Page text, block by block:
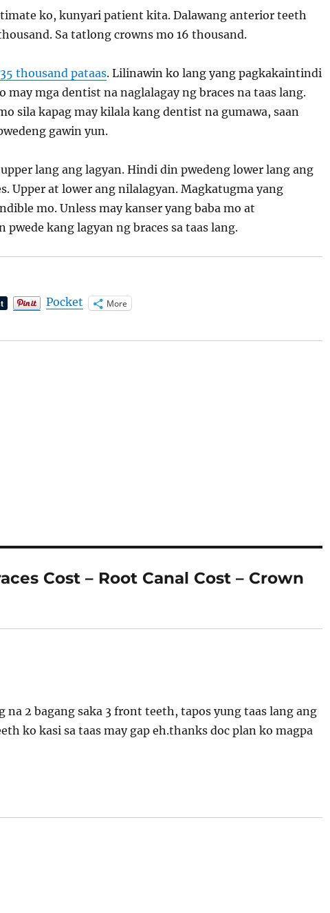
ko, kunyari patient kita. Dalawang anterior teeth
Sa tatlong crowns mo 16 thousand.
thousand pataas. Lilinawin ko lang yang pagkakaintindi
may mga dentist na naglalagay ng braces na taas lang.
sila kapag may kilala kang dentist na gumawa, saan
gawin yun.
lang ang lagyan. Hindi din pwedeng lower lang ang
Upper at lower ang nilalagyan. Magkatugma yang
mo. Unless may kanser yang baba mo at
pwede kang lagyan ng braces sa taas lang.
Pocket More
Cost – Root Canal Cost – Crown
2 bagang saka 3 front teeth, tapos yung taas lang ang
ko kasi sa taas may gap eh.thanks doc plan ko magpa